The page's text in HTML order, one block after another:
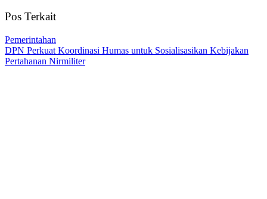
Pos Terkait
Pemerintahan
DPN Perkuat Koordinasi Humas untuk Sosialisasikan Kebijakan
Pertahanan Nirmiliter